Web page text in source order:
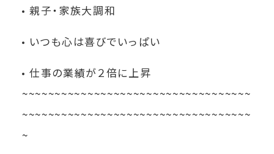
親子・家族大調和
いつも心は喜びでいっぱい
仕事の業績が２倍に上昇
~~~~~~~~~~~~~~~~~~~~~~~~~~~~~~~~~~~
~~~~~~~~~~~~~~~~~~~~~~~~~~~~~~~~~~~
~